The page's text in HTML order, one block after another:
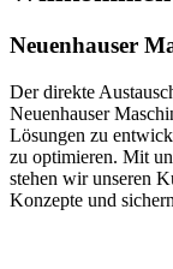
Neuenhauser
Der direkte
Neuenhauser
Lösungen zu
zu optimieren. Mit
stehen wir unseren
Konzepte und